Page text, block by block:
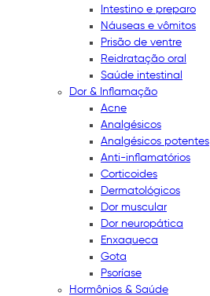
Intestino e preparo
Náuseas e vômitos
Prisão de ventre
Reidratação oral
Saúde intestinal
Dor & Inflamação
Acne
Analgésicos
Analgésicos potentes
Anti-inflamatórios
Corticoides
Dermatológicos
Dor muscular
Dor neuropática
Enxaqueca
Gota
Psoríase
Hormônios & Saúde